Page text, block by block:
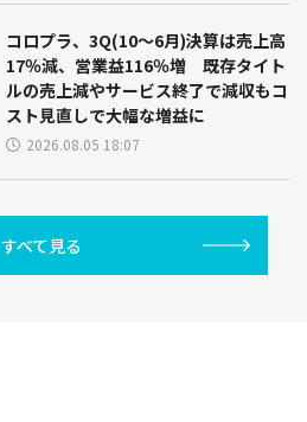
コロプラ、3Q(10～6月)決算は売上高
17％減、営業益116％増 既存タイト
ルの売上減やサービス終了で減収もコ
スト見直しで大幅な増益に
2026.08.05 18:07
すべて見る